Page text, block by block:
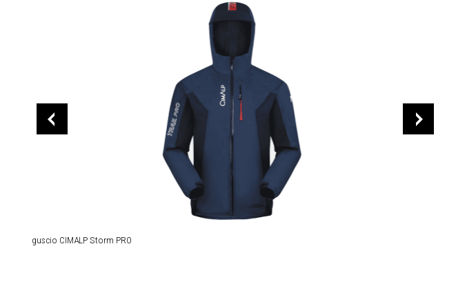
guscio CIMALP Storm PRO